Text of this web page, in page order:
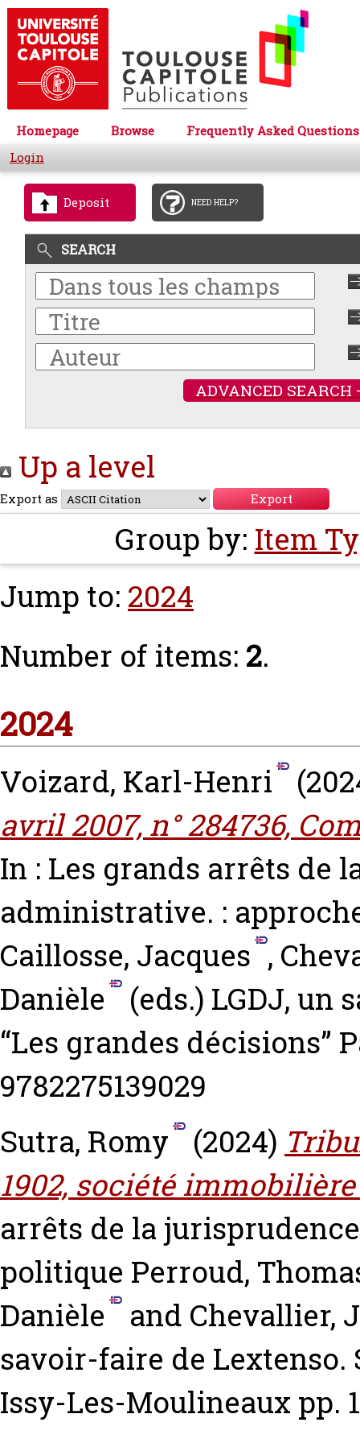
Homepage Browse
Frequently Asked Questions
Login
Deposit NEED HELP?
SEARCH
ADVANCED SEARCH
Up a level
Export as
Group by: Item
Jump to: 2024
Number of items: 2.
2024
Voizard, Karl-Henri
avril 2007, n° 284736,
In : Les grands arrêts de
administrative. :
Caillosse, Jacques ,
Danièle
(eds.) LGDJ, un
“Les grandes décisions”
9782275139029
Sutra, Romy
(2024)
1902, société
arrêts de la
politique Perroud,
Danièle
and Chevallier,
savoir-faire de Lextenso.
Issy-Les-Moulineaux pp.